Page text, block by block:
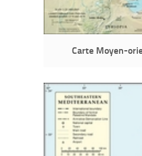
Carte Moyen-